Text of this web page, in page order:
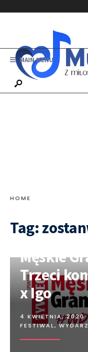
MAIN MENU
HOME
Tag:
Męskie
Trzeci
x Igo
4 KWIETNIA, 2020
FESTIWAL,